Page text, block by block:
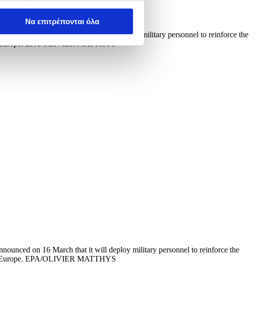
Να επιτρέπονται όλα
on 16 March that it will deploy military personnel to reinforce the
Europe. EPA/OLIVIER MATTHYS
on 16 March that it will deploy military personnel to reinforce the
Europe. EPA/OLIVIER MATTHYS